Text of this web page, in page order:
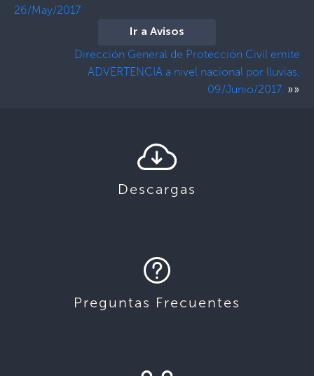
26/May/2017
Ir a Avisos
Dirección General de Protección Civil emite
ADVERTENCIA a nivel nacional por lluvias,
09/Junio/2017. »»
Descargas
Preguntas Frecuentes